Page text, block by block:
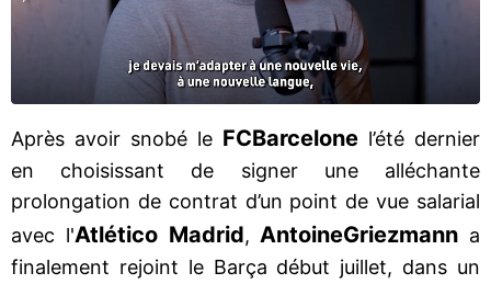
Après avoir snobé le FCBarcelone l’été dernier
en choisissant de signer une alléchante
prolongation de contrat d’un point de vue salarial
avec l'Atlético Madrid, AntoineGriezmann a
finalement rejoint le Barça début juillet, dans un